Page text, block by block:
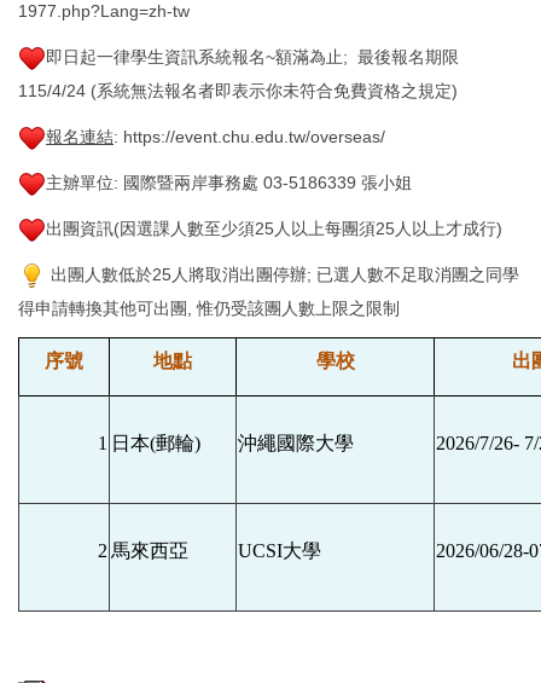
1977.php?Lang=zh-tw
即日起一律學生資訊系統報名~額滿為止; 最後報名期限
115/4/24 (系統無法報名者即表示你未符合免費資格之規定)
報名連結: https://event.chu.edu.tw/overseas/
主辧單位: 國際暨兩岸事務處 03-5186339 張小姐
出團資訊(因選課人數至少須25人以上每團須25人以上才成行)
出團人數低於25人將取消出團停辦; 已選人數不足取消團之同學
得申請轉換其他可出團, 惟仍受該團人數上限之限制
序號 地點 學校 出
1 日本(郵輪) 沖繩國際大學 2026/7/26-
2 馬來西亞 UCSI大學 2026/06/28-